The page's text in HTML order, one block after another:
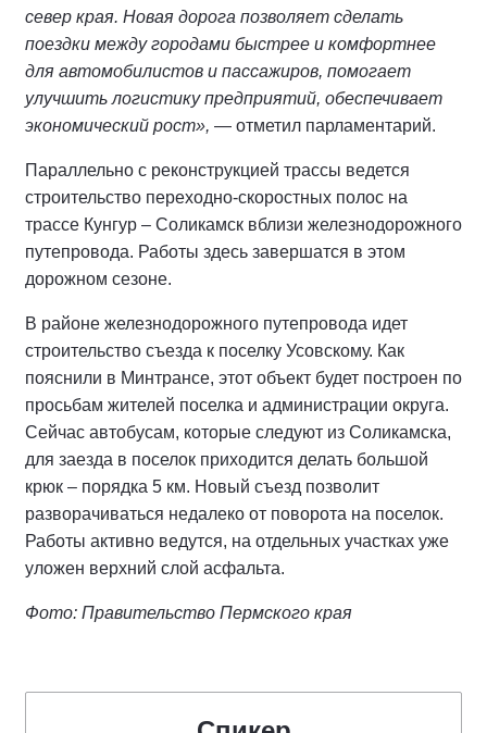
север края. Новая дорога позволяет сделать
поездки между городами быстрее и комфортнее
для автомобилистов и пассажиров, помогает
улучшить логистику предприятий, обеспечивает
экономический рост», — отметил парламентарий.
Параллельно с реконструкцией трассы ведется
строительство переходно-скоростных полос на
трассе Кунгур – Соликамск вблизи железнодорожного
путепровода. Работы здесь завершатся в этом
дорожном сезоне.
В районе железнодорожного путепровода идет
строительство съезда к поселку Усовскому. Как
пояснили в Минтрансе, этот объект будет построен по
просьбам жителей поселка и администрации округа.
Сейчас автобусам, которые следуют из Соликамска,
для заезда в поселок приходится делать большой
крюк – порядка 5 км. Новый съезд позволит
разворачиваться недалеко от поворота на поселок.
Работы активно ведутся, на отдельных участках уже
уложен верхний слой асфальта.
Фото: Правительство Пермского края